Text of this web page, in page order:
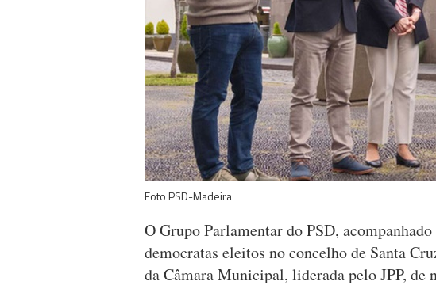
Foto PSD-Madeira
O Grupo Parlamentar do PSD,
democratas eleitos no concelho de Santa
da Câmara Municipal, liderada pelo JPP, de